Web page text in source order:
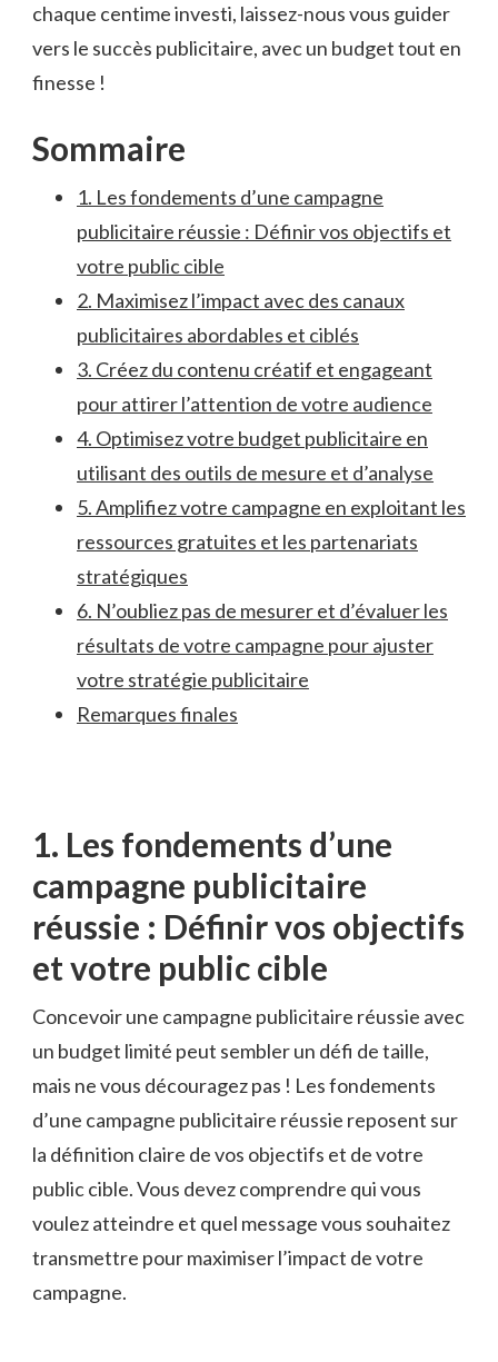
chaque centime investi, laissez-nous vous guider
vers le succès publicitaire, avec un budget tout en
finesse !
Sommaire
1. Les ⁢fondements d’une campagne
publicitaire réussie⁣ : Définir vos objectifs et
votre public cible
2. ​Maximisez l’impact‍ avec des canaux‌
publicitaires abordables et ‌ciblés
3. Créez du contenu créatif ⁢et engageant
pour attirer l’attention ‍de votre‍ audience
4. Optimisez votre budget publicitaire en
utilisant des outils‍ de​ mesure et d’analyse
5. Amplifiez votre campagne en ‍exploitant les
ressources‍ gratuites et⁣ les partenariats
stratégiques
6. N’oubliez pas de‌ mesurer et d’évaluer ‌les
résultats de votre campagne pour ajuster
‌votre stratégie publicitaire
Remarques finales
1. Les fondements d’une
campagne publicitaire
réussie : Définir vos objectifs⁢
et votre ​public cible
Concevoir ⁣une campagne publicitaire réussie avec
un budget limité‌ peut sembler ⁣un défi de taille,
mais ne vous découragez pas ⁤! Les fondements
d’une campagne publicitaire⁤ réussie reposent sur
la ⁢définition claire ‍de vos objectifs et de votre
public cible. ⁤Vous devez comprendre⁢ qui vous
voulez atteindre et ⁣quel message vous souhaitez
transmettre ‍pour maximiser l’impact de votre
campagne.